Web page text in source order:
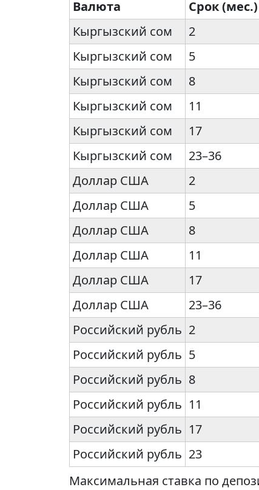
Валюта Срок (мес.)
Кыргызский сом
2
Кыргызский сом
5
Кыргызский сом
8
Кыргызский сом
11
Кыргызский сом
17
Кыргызский сом
23–36
Доллар США
2
Доллар США
5
Доллар США
8
Доллар США
11
Доллар США
17
Доллар США
23–36
Российский рубль 2
Российский рубль 5
Российский рубль 8
Российский рубль 11
Российский рубль 17
Российский рубль 23
Максимальная ставка по